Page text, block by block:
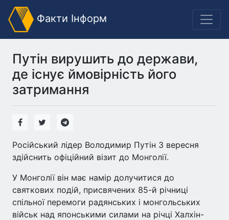
Факти Інформ
Путін вирушить до держави,
де існує ймовірність його
затримання
Російський лідер Володимир Путін 3 вересня
здійснить офіційний візит до Монголії.
У Монголії він має намір долучитися до
святкових подій, присвячених 85-й річниці
спільної перемоги радянських і монгольських
військ над японськими силами на річці Халхін-